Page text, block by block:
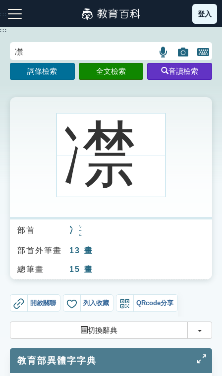
到
主
:::
注音索引圖示 筆畫索引圖示 部首索引表圖示
索引選單
知識索引
單字索引
遊戲專區
教學應用
貓頭鷹博士
登入
:::
語
言
搜
示
圖
片
搜
開
鍵
圖
詞條檢索 全文檢索 音讀檢索
凚
部首 冫 ㄅㄧㄥ
部首外筆畫 13 畫
總筆畫 15 畫
開啟關聯 列入收藏 QRcode分享
切換辭典 切換
教育部異體字字典